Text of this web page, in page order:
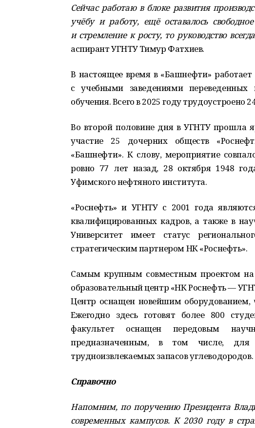
Сейчас работаю в блоке развития
учёбу и работу, ещё оставалось
и стремление к росту, то руководство
аспирант УГНТУ Тимур Фатхиев.
В настоящее время в «Башнефти»
с учебными заведениями
обучения. Всего в 2025 году трудоустроено
Во второй половине дня в УГНТУ прошла
участие 25 дочерних обществ
«Башнефти». К слову, мероприятие
ровно 77 лет назад, 28 октября 1948
Уфимского нефтяного института.
«Роснефть» и УГНТУ с 2001 года
квалифицированных кадров, а также в
Университет имеет статус
стратегическим партнером НК «Роснефть».
Самым крупным совместным проектом на
образовательный центр «НК Роснефть —
Центр оснащен новейшим оборудованием,
Ежегодно здесь готовят более 800
факультет оснащен передовым
предназначенным, в том числе, для
трудноизвлекаемых запасов углеводородов.
Справочно
Напомним, по поручению Президента
современных кампусов. К 2030 году в